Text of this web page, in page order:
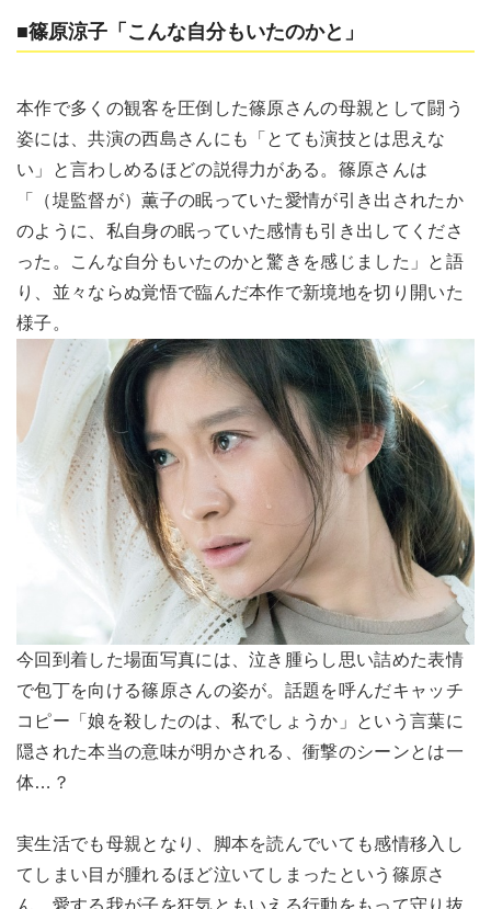
■篠原涼子「こんな自分もいたのかと」
本作で多くの観客を圧倒した篠原さんの母親として闘う
姿には、共演の西島さんにも「とても演技とは思えな
い」と言わしめるほどの説得力がある。篠原さんは
「（堤監督が）薫子の眠っていた愛情が引き出されたか
のように、私自身の眠っていた感情も引き出してくださ
った。こんな自分もいたのかと驚きを感じました」と語
り、並々ならぬ覚悟で臨んだ本作で新境地を切り開いた
様子。
今回到着した場面写真には、泣き腫らし思い詰めた表情
で包丁を向ける篠原さんの姿が。話題を呼んだキャッチ
コピー「娘を殺したのは、私でしょうか」という言葉に
隠された本当の意味が明かされる、衝撃のシーンとは一
体…？
実生活でも母親となり、脚本を読んでいても感情移入し
てしまい目が腫れるほど泣いてしまったという篠原さ
ん。愛する我が子を狂気ともいえる行動をもって守り抜